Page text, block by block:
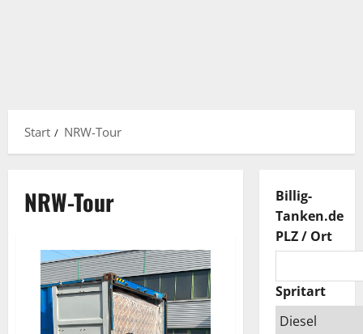
Start NRW-Tour
NRW-Tour
Billig-
Tanken.de
PLZ / Ort
Spritart